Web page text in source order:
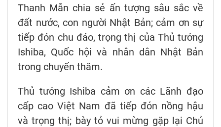
Thanh Mẫn chia sẻ ấn tượng sâu sắc về
đất nước, con người Nhật Bản; cảm ơn sự
tiếp đón chu đáo, trọng thị của Thủ tướng
Ishiba, Quốc hội và nhân dân Nhật Bản
trong chuyến thăm.
Thủ tướng Ishiba cảm ơn các Lãnh đạo
cấp cao Việt Nam đã tiếp đón nồng hậu
và trọng thị; bày tỏ vui mừng gặp lại Chủ